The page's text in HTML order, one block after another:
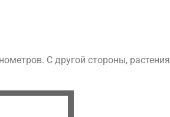
С другой стороны, растения